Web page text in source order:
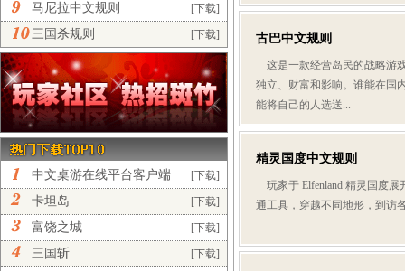
[下载]
马尼拉中文规则
[下载]
三国杀规则
[下载]
中文桌游在线平台客户端
正... [下载]
卡坦岛
[下载]
富饶之城
[下载]
三国斩
古巴中文规则
这是一款经营岛民的战略游
独立、财富和影响。谁能在国
能将自己的人选送...
精灵国度中文规则
玩家于 Elfenland 精灵国度
通工具，穿越不同地形，到访